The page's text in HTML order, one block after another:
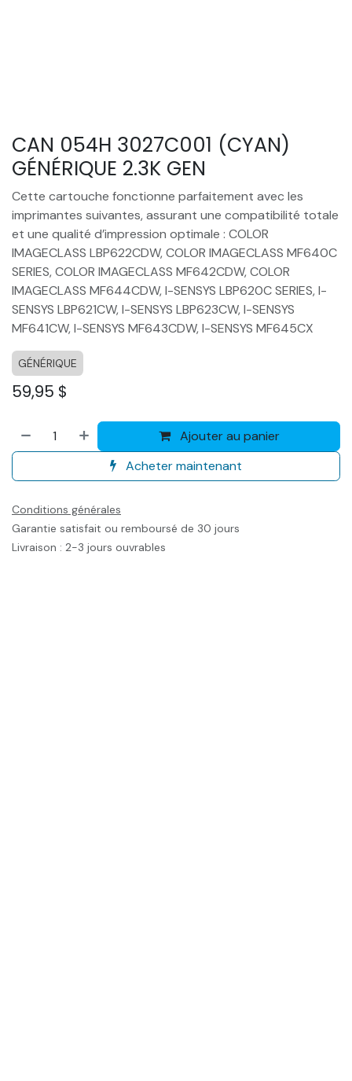
CAN 054H 3027C001 (CYAN)
GÉNÉRIQUE 2.3K GEN
Cette cartouche fonctionne parfaitement avec les
imprimantes suivantes, assurant une compatibilité totale
et une qualité d’impression optimale : COLOR
IMAGECLASS LBP622CDW, COLOR IMAGECLASS MF640C
SERIES, COLOR IMAGECLASS MF642CDW, COLOR
IMAGECLASS MF644CDW, I-SENSYS LBP620C SERIES, I-
SENSYS LBP621CW, I-SENSYS LBP623CW, I-SENSYS
MF641CW, I-SENSYS MF643CDW, I-SENSYS MF645CX
GÉNÉRIQUE
59,95 $
Ajouter au panier
Acheter maintenant
Conditions générales
Garantie satisfait ou remboursé de 30 jours
Livraison : 2-3 jours ouvrables